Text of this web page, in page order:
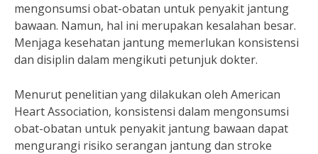
mengonsumsi obat-obatan untuk penyakit jantung
bawaan. Namun, hal ini merupakan kesalahan besar.
Menjaga kesehatan jantung memerlukan konsistensi
dan disiplin dalam mengikuti petunjuk dokter.
Menurut penelitian yang dilakukan oleh American
Heart Association, konsistensi dalam mengonsumsi
obat-obatan untuk penyakit jantung bawaan dapat
mengurangi risiko serangan jantung dan stroke